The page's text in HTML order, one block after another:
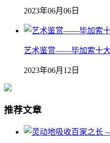
2023年06月06日
艺术鉴赏——毕加索十
2023年06月12日
推荐文章